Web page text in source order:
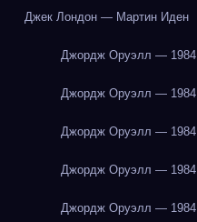
Джек Лондон — Мартин Иден
Джордж Оруэлл — 1984
Джордж Оруэлл — 1984
Джордж Оруэлл — 1984
Джордж Оруэлл — 1984
Джордж Оруэлл — 1984